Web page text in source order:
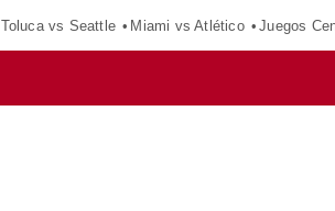
Toluca vs Seattle Miami vs Atlético Juegos